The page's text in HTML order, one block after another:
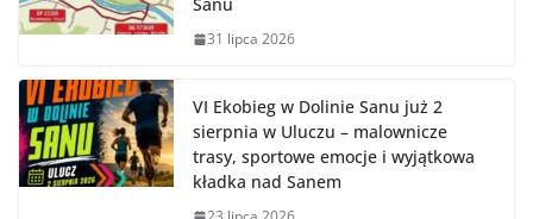
31 lipca 2026
VI Ekobieg w Dolinie Sanu już 2
sierpnia w Uluczu – malownicze
trasy, sportowe emocje i wyjątkowa
kładka nad Sanem